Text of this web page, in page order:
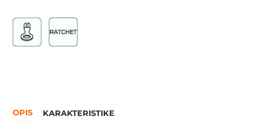
OPIS KARAKTERISTIKE